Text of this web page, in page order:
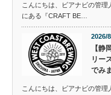
こんにちは、ビアナビの管
にある『CRAFT BE…
2026/
【静
リー
でみ
こんにちは、ビアナビの管